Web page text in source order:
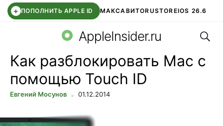
+ ПОПОЛНИТЬ APPLE ID МАКСАВИТОRUSTOREIOS 26.6
СБЕР КИДС ВТБ ОНЛАЙН ЧАТ В ROBLOX
AppleInsider.ru
Как разблокировать Mac с
помощью Touch ID
Евгений Мосунов 01.12.2014